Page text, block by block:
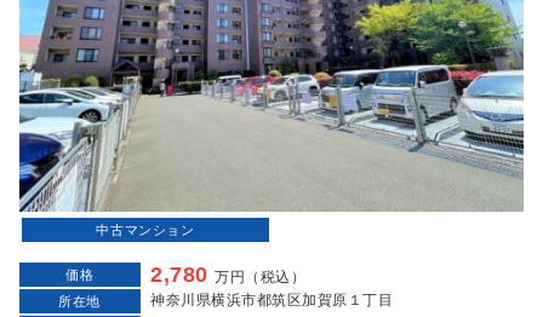
中古マンション
価格 2,780万円（税込）
所在地 神奈川県横浜市都筑区加賀原１丁目